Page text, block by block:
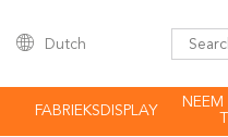
Dutch
FABRIEKSDISPLAY